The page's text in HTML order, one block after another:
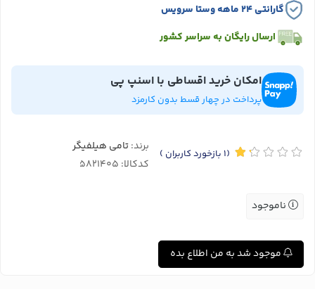
گارانتی ۲۴ ماهه وستا سرویس
ارسال رایگان به سراسر کشور
امکان خرید اقساطی با اسنپ پی
پرداخت در چهار قسط بدون کارمزد
(1 بازخورد کاربران ) برند:تامی هیلفیگر
کدکالا:
ناموجود
موجود شد به من اطلاع بده